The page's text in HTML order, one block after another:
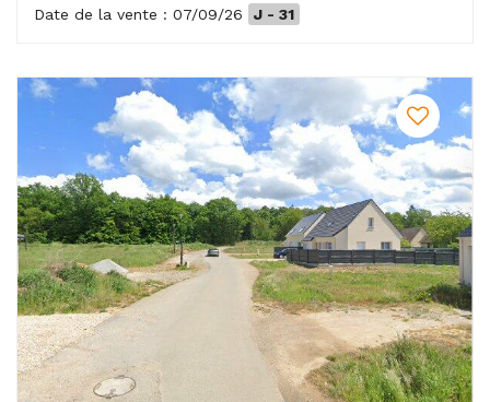
Date de la vente : 07/09/26
J - 31